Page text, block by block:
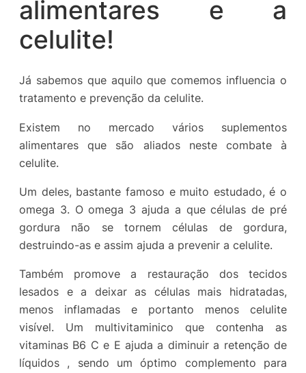
alimentares e a
celulite!
Já sabemos que aquilo que comemos influencia o
tratamento e prevenção da celulite.
Existem no mercado vários suplementos
alimentares que são aliados neste combate à
celulite.
Um deles, bastante famoso e muito estudado, é o
omega 3. O omega 3 ajuda a que células de pré
gordura não se tornem células de gordura,
destruindo-as e assim ajuda a prevenir a celulite.
Também promove a restauração dos tecidos
lesados e a deixar as células mais hidratadas,
menos inflamadas e portanto menos celulite
visível. Um multivitaminico que contenha as
vitaminas B6 C e E ajuda a diminuir a retenção de
líquidos , sendo um óptimo complemento para